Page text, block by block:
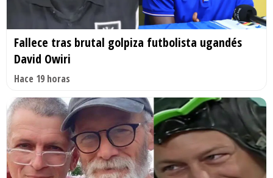
Fallece tras brutal golpiza futbolista ugandés
David Owiri
Hace 19 horas